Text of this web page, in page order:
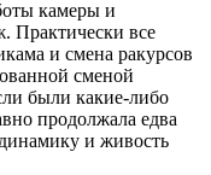
камеры и
Практически все
и смена ракурсов
сменой
были какие-либо
продолжала едва
и живость